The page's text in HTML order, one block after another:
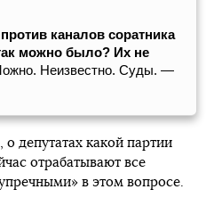
каналов соратника
можно было? Их не
Неизвестно. Суды. —
депутатах какой партии
отрабатывают все
в этом вопросе.